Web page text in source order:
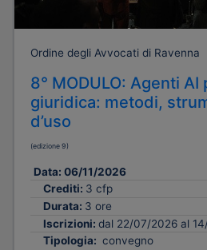
Ordine degli Avvocati di Ravenna
8° MODULO: Agenti
giuridica: metodi,
d’uso
(edizione 9)
Data: 06/11/2026
Crediti: 3 cfp
Durata: 3 ore
Iscrizioni: dal 22/07/2026 al
Tipologia: convegno